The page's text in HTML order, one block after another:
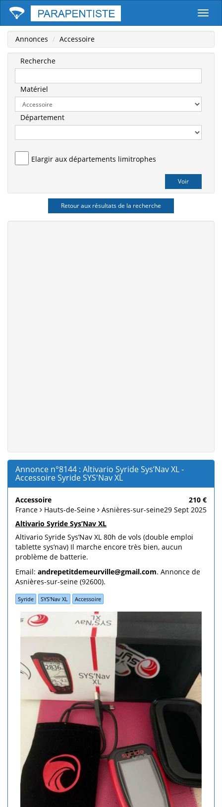
Annonces Accessoire
Recherche
Matériel
Département
Elargir aux départements limitrophes
Retour aux résultats de la recherche
Annonce n°8144 : Altivario Syride Sys’Nav XL -
Accessoire Syride SYS'Nav XL
Accessoire
210 €
France
Hauts-de-Seine Asnières-sur-seine29 Sept 2025
Altivario Syride Sys’Nav XL
Altivario Syride Sys’Nav XL 80h de vols (double emploi
tablette sys’nav) Il marche encore très bien, aucun
problème de batterie.
Email: andrepetitdemeurville@gmail.com. Annonce de
Asnières-sur-seine (92600).
Syride SYS'Nav XL Accessoire